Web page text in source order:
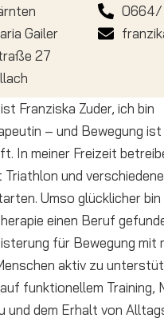
Gailer
27
0664/
Franziska Zuder, ich bin
– und Bewegung ist
In meiner Freizeit
und verschiedene
Umso glücklicher bin
einen Beruf
für Bewegung mit
aktiv zu
funktionellem Training,
und dem Erhalt von